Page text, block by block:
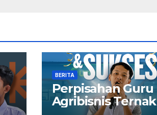
BERITA
Perpisahan Guru
Agribisnis Ternak